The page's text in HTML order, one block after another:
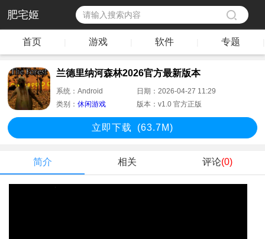
肥宅姬
首页 游戏 软件 专题
兰德里纳河森林2026官方最新版本
系统：Android 日期：2026-04-27 11:29
类别：休闲游戏 版本：v1.0 官方正版
立即下载 (63.7M)
简介 相关 评论(0)